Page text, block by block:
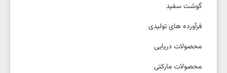
گوشت سفید
فرآورده های تولیدی
محصولات دریایی
محصولات مارکتی